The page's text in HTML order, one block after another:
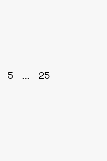
5 ... 25